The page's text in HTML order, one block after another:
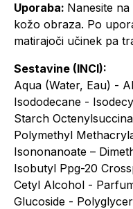
Uporaba: Nanesite
kožo obraza. Po
matirajoči učinek pa
Sestavine (INCI):
Aqua (Water, Eau) -
Isododecane -
Starch
Polymethyl
Isononanoate –
Isobutyl Ppg-20
Cetyl Alcohol -
Glucoside -